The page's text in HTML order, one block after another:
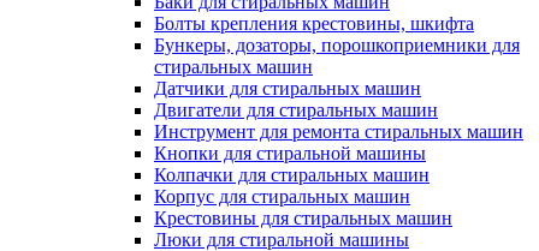
Болты крепления крестовины, шкифта
Бункеры, дозаторы, порошкоприемники для
стиральных машин
Датчики для стиральных машин
Двигатели для стиральных машин
Инструмент для ремонта стиральных машин
Кнопки для стиральной машины
Колпачки для стиральных машин
Корпус для стиральных машин
Крестовины для стиральных машин
Люки для стиральной машины